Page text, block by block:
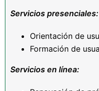
Servicios presenciales:
Orientación de
Formación de
Servicios en línea: